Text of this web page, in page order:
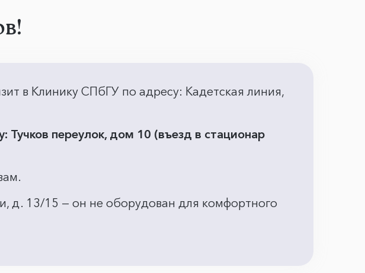
в Клинику СПбГУ по адресу: Кадетская линия,
Тучков переулок, дом 10 (въезд в стационар
д. 13/15 — он не оборудован для комфортного